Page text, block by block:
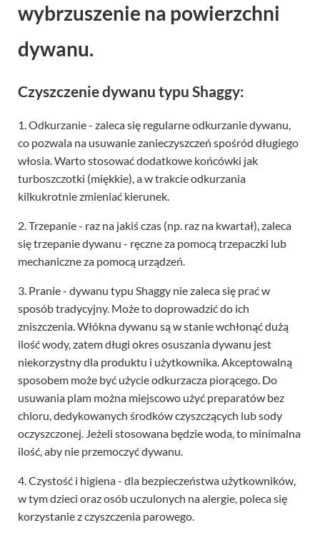
wybrzuszenie na powierzchni
dywanu.
Czyszczenie dywanu typu Shaggy:
1. Odkurzanie - zaleca się regularne odkurzanie dywanu,
co pozwala na usuwanie zanieczyszczeń spośród długiego
włosia. Warto stosować dodatkowe końcówki jak
turboszczotki (miękkie), a w trakcie odkurzania
kilkukrotnie zmieniać kierunek.
2. Trzepanie - raz na jakiś czas (np. raz na kwartał), zaleca
się trzepanie dywanu - ręczne za pomocą trzepaczki lub
mechaniczne za pomocą urządzeń.
3. Pranie - dywanu typu Shaggy nie zaleca się prać w
sposób tradycyjny. Może to doprowadzić do ich
zniszczenia. Włókna dywanu są w stanie wchłonąć dużą
ilość wody, zatem długi okres osuszania dywanu jest
niekorzystny dla produktu i użytkownika. Akceptowalną
sposobem może być użycie odkurzacza piorącego. Do
usuwania plam można miejscowo użyć preparatów bez
chloru, dedykowanych środków czyszczących lub sody
oczyszczonej. Jeżeli stosowana będzie woda, to minimalna
ilość, aby nie przemoczyć dywanu.
4. Czystość i higiena - dla bezpieczeństwa użytkowników,
w tym dzieci oraz osób uczulonych na alergie, poleca się
korzystanie z czyszczenia parowego.